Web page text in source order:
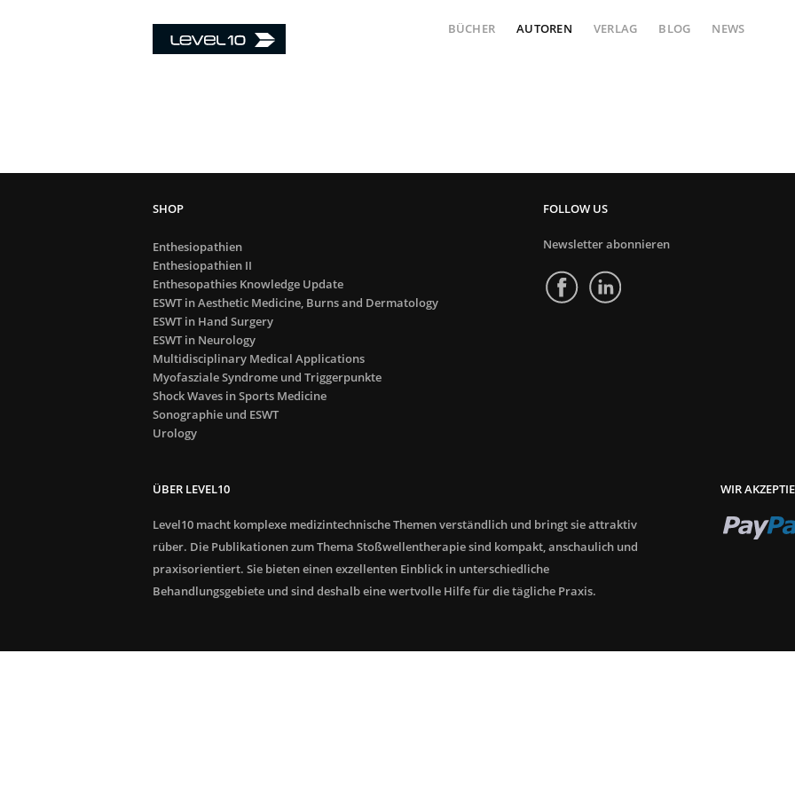
BÜCHER AUTOREN VERLAG BLOG NEWS
Enthesiopathien
Enthesiopathien II
Enthesopathies Knowledge Update
ESWT in Aesthetic Medicine, Burns and Dermatology
ESWT in Hand Surgery
ESWT in Neurology
Multidisciplinary Medical Applications
Myofasziale Syndrome und Triggerpunkte
Shock Waves in Sports Medicine
Sonographie und ESWT
Urology
FOLLOW US
Newsletter abonnieren
ÜBER LEVEL10
Level10 macht komplexe medizintechnische Themen verständlich und bringt sie attraktiv
rüber. Die Publikationen zum Thema Stoßwellentherapie sind kompakt, anschaulich und
praxisorientiert. Sie bieten einen exzellenten Einblick in unterschiedliche
Behandlungsgebiete und sind deshalb eine wertvolle Hilfe für die tägliche Praxis.
WIR